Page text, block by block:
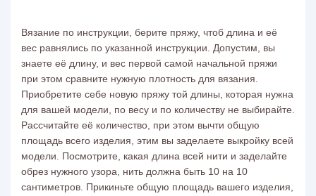
Вязание по инструкции, берите пряжу, чтоб длина и её
вес равнялись по указанной инструкции. Допустим, вы
знаете её длину, и вес первой самой начальной пряжи
при этом сравните нужную плотность для вязания
Приобретите себе новую пряжу той длины, которая нужна
для вашей модели, по весу и по количеству не выбирайте.
Рассчитайте её количество, при этом вычти общую
площадь всего изделия, этим вы заделаете выкройку всей
модели. Посмотрите, какая длина всей нити и заделайте
обрез нужного узора, нить должна быть 10 на 10
сантиметров. Прикиньте общую площадь вашего изделия,